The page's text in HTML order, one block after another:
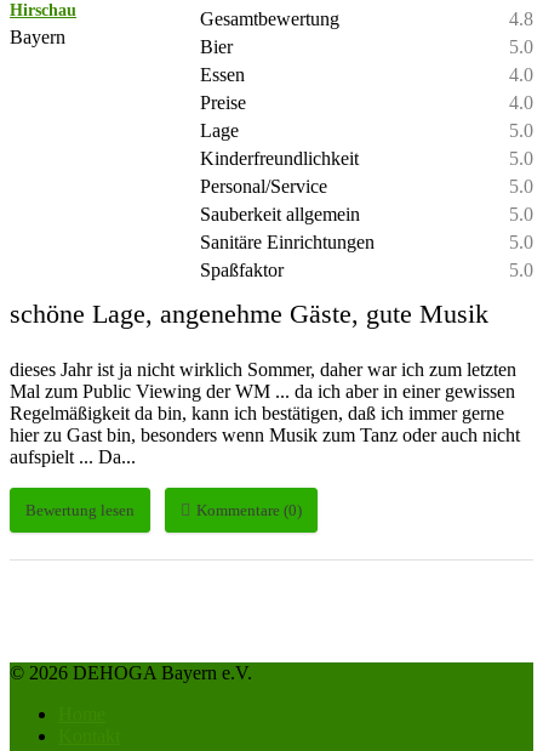
Gesamtbewertung
4.8
Bier
5.0
Essen
4.0
Preise
4.0
Lage
5.0
Kinderfreundlichkeit
5.0
Personal/Service
5.0
Sauberkeit allgemein
5.0
Sanitäre Einrichtungen
5.0
Spaßfaktor
5.0
Hirschau
Bayern
schöne Lage, angenehme Gäste, gute Musik
dieses Jahr ist ja nicht wirklich Sommer, daher war ich zum letzten
Mal zum Public Viewing der WM ... da ich aber in einer gewissen
Regelmäßigkeit da bin, kann ich bestätigen, daß ich immer gerne
hier zu Gast bin, besonders wenn Musik zum Tanz oder auch nicht
aufspielt ... Da...
Bewertung lesen Kommentare (0)
© 2026 DEHOGA Bayern e.V.